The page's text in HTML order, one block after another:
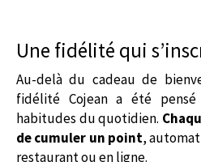
Une fidélité qui
Au-delà du cadeau de
fidélité Cojean a été pensé
habitudes du quotidien.
de cumuler un point,
restaurant ou en ligne.